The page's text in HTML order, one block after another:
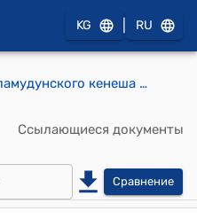
KG RU
Постановление Аламудунского кенеша от 27 июня 2018 года №77-27 "О денежных средствах"
Ссылающиеся документы
Сравнение